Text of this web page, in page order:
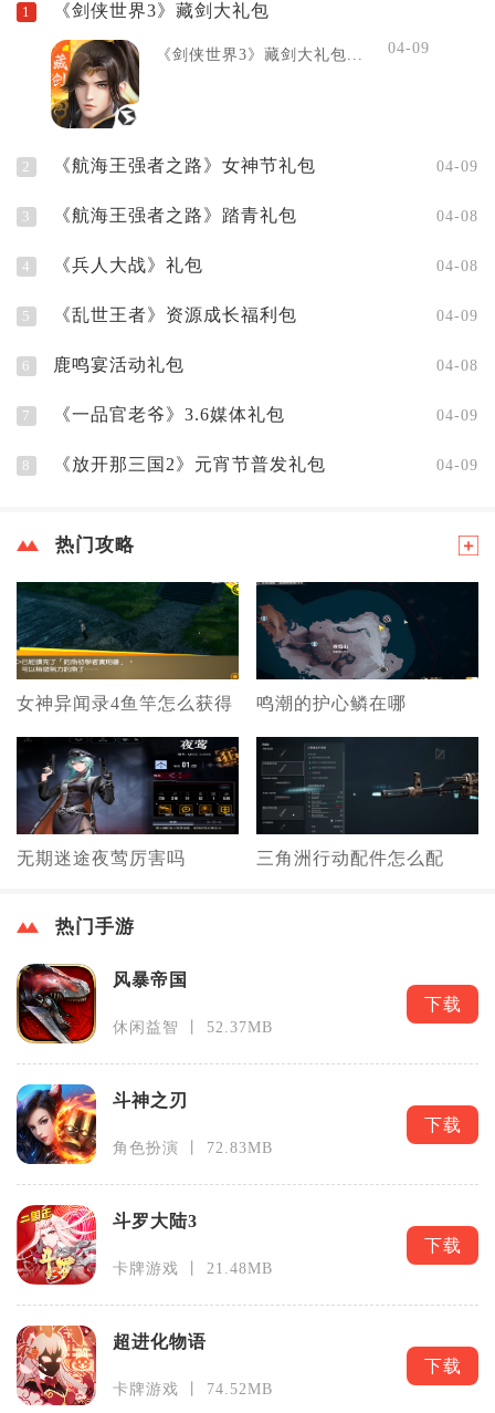
1 《剑侠世界3》藏剑大礼包
《剑侠世界3》藏剑大礼包... 04-09
2 《航海王强者之路》女神节礼包 04-09
3 《航海王强者之路》踏青礼包 04-08
4 《兵人大战》礼包 04-08
5 《乱世王者》资源成长福利包 04-09
6 鹿鸣宴活动礼包 04-08
7 《一品官老爷》3.6媒体礼包 04-09
8 《放开那三国2》元宵节普发礼包 04-09
热门攻略
女神异闻录4鱼竿怎么获得 鸣潮的护心鳞在哪
无期迷途夜莺厉害吗 三角洲行动配件怎么配
热门手游
风暴帝国
休闲益智 丨 52.37MB
下载
斗神之刃
角色扮演 丨 72.83MB
下载
斗罗大陆3
卡牌游戏 丨 21.48MB
下载
超进化物语
卡牌游戏 丨 74.52MB
下载